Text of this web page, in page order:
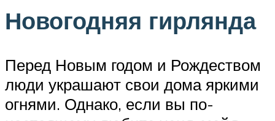
Новогодняя гирлянда
Перед Новым годом и Рождеством
люди украшают свои дома яркими
огнями. Однако, если вы по-